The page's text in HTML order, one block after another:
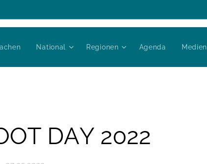
National Regionen Agenda Medien
DAY 2022